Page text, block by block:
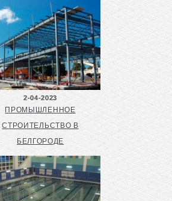
2-04-2023
ПРОМЫШЛЕННОЕ
СТРОИТЕЛЬСТВО В
БЕЛГОРОДЕ